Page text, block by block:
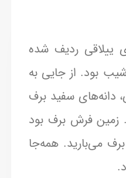
ییلاقی ردیف شده
بود. از جایی به
دانه‌های سفید برف
زمین فرش برف بود
می‌بارید. همه‌جا